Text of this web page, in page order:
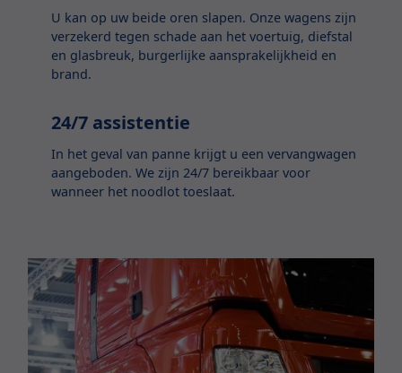
U kan op uw beide oren slapen. Onze wagens zijn
verzekerd tegen schade aan het voertuig, diefstal
en glasbreuk, burgerlijke aansprakelijkheid en
brand.
24/7 assistentie
In het geval van panne krijgt u een vervangwagen
aangeboden. We zijn 24/7 bereikbaar voor
wanneer het noodlot toeslaat.